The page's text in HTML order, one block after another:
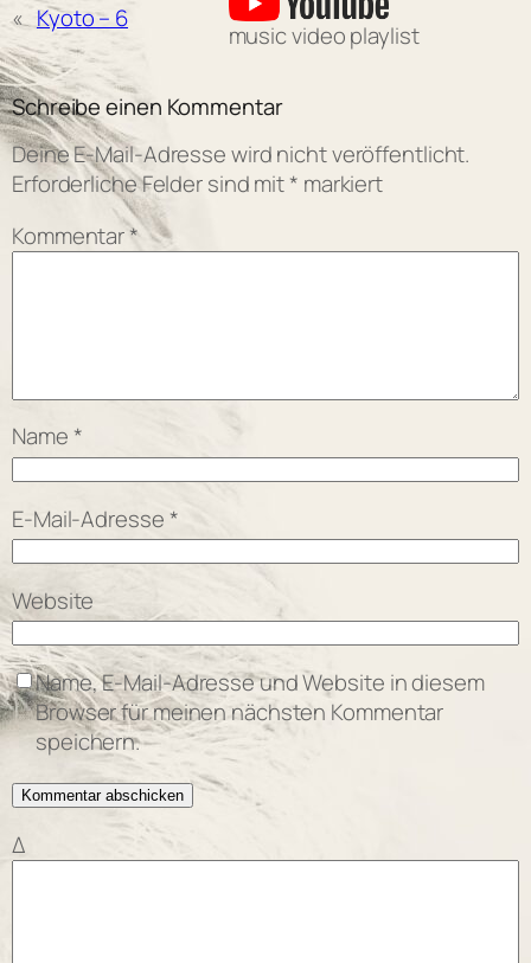
« Kyoto – 6
music video playlist
Schreibe einen Kommentar
Deine E-Mail-Adresse wird nicht veröffentlicht.
Erforderliche Felder sind mit* markiert
Kommentar*
Name*
E-Mail-Adresse*
Website
Name, E-Mail-Adresse und Website in diesem
Browser für meinen nächsten Kommentar
speichern.
Δ